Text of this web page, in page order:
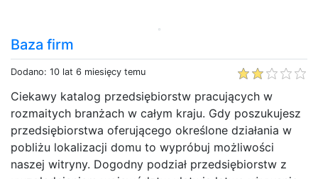
Baza firm
Dodano: 10 lat 6 miesięcy temu
Ciekawy katalog przedsiębiorstw pracujących w
rozmaitych branżach w całym kraju. Gdy poszukujesz
przedsiębiorstwa oferującego określone działania w
pobliżu lokalizacji domu to wypróbuj możliwości
naszej witryny. Dogodny podział przedsiębiorstw z